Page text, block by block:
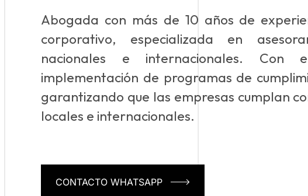
Abogada con más de 10 años de
corporativo, especializada en
nacionales e internacionales. Con
implementación de programas de
garantizando que las empresas cumplan
locales e internacionales.
CONTACTO WHATSAPP